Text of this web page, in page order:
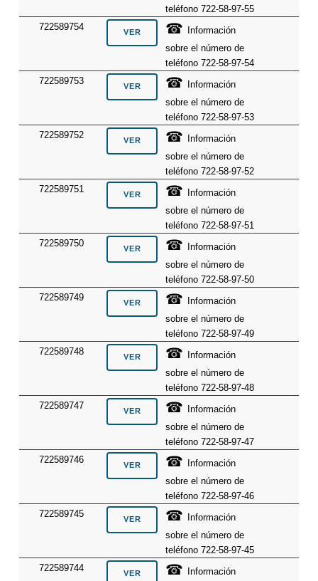
teléfono 722-58-97-55
722589754
☎
Información
sobre el número de
teléfono 722-58-97-54
722589753
☎
Información
sobre el número de
teléfono 722-58-97-53
722589752
☎
Información
sobre el número de
teléfono 722-58-97-52
722589751
☎
Información
sobre el número de
teléfono 722-58-97-51
722589750
☎
Información
sobre el número de
teléfono 722-58-97-50
722589749
☎
Información
sobre el número de
teléfono 722-58-97-49
722589748
☎
Información
sobre el número de
teléfono 722-58-97-48
722589747
☎
Información
sobre el número de
teléfono 722-58-97-47
722589746
☎
Información
sobre el número de
teléfono 722-58-97-46
722589745
☎
Información
sobre el número de
teléfono 722-58-97-45
722589744
☎ Información